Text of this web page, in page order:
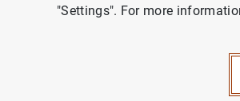
Verde. "La
"Settings". For more